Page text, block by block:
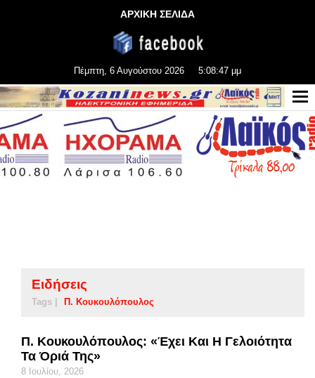
ΑΡΧΙΚΗ ΣΕΛΙΔΑ
Πέμπτη, 6 Αυγούστου 2026 5:08:48 μμ
Ειδήσεις
Tags | Π. Κουκουλόπουλος
Π. Κουκουλόπουλος: «Έχει Και Η Γελοιότητα
Τα Όριά Της»
8 Ιουλίου, 2026